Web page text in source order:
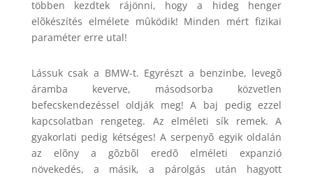
többen kezdtek rájönni, hogy a hideg henger
elõkészítés elmélete mûködik! Minden mért fizikai
paraméter erre utal!
Lássuk csak a BMW-t. Egyrészt a benzinbe, levegõ
áramba keverve, másodsorba közvetlen
befecskendezéssel oldják meg! A baj pedig ezzel
kapcsolatban rengeteg. Az elméleti sík remek. A
gyakorlati pedig kétséges! A serpenyõ egyik oldalán
az elõny a gõzbõl eredõ elméleti expanzió
növekedés, a másik, a párolgás után hagyott